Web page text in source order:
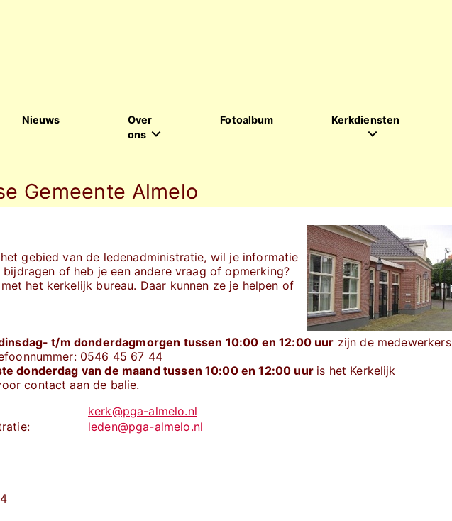
Nieuws
Over
ons
Fotoalbum Kerkdiensten
Gemeente Almelo
gebied van de ledenadministratie, wil je informatie
of heb je een andere vraag of opmerking?
het kerkelijk bureau. Daar kunnen ze je helpen of
t/m donderdagmorgen tussen 10:00 en 12:00 uur zijn de medewerkers
0546 45 67 44
donderdag van de maand tussen 10:00 en 12:00 uur is het Kerkelijk
contact aan de balie.
kerk@pga-almelo.nl
leden@pga-almelo.nl